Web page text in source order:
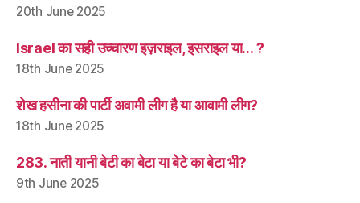
20th June 2025
Israel का सही उच्चारण इज़राइल, इसराइल या… ?
18th June 2025
शेख हसीना की पार्टी अवामी लीग है या आवामी लीग?
18th June 2025
283. नाती यानी बेटी का बेटा या बेटे का बेटा भी?
9th June 2025